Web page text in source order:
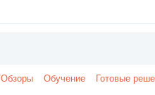
Обучение Готовые